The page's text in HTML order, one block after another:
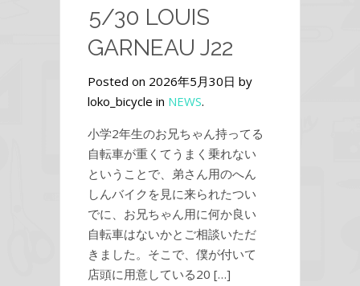
5/30 LOUIS
GARNEAU J22
Posted on 2026年5月30日 by
loko_bicycle in NEWS.
小学2年生のお兄ちゃん持ってる
自転車が重くてうまく乗れない
ということで、弟さん用のへん
しんバイクを見に来られたつい
でに、お兄ちゃん用に何か良い
自転車はないかとご相談いただ
きました。そこで、僕が付いて
店頭に用意している20 […]